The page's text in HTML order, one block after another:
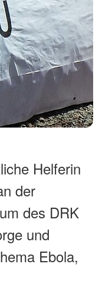
Helferin
der
des DRK
und
Ebola,